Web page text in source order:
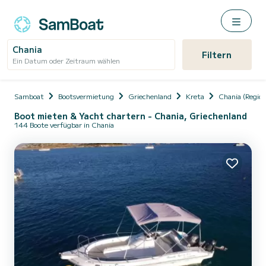
Chania
Ein Datum oder Zeitraum wählen Filtern
Samboat Bootsvermietung Griechenland Kreta Chania
Boot mieten & Yacht chartern - Chania, Griechenland
144 Boote verfügbar in Chania